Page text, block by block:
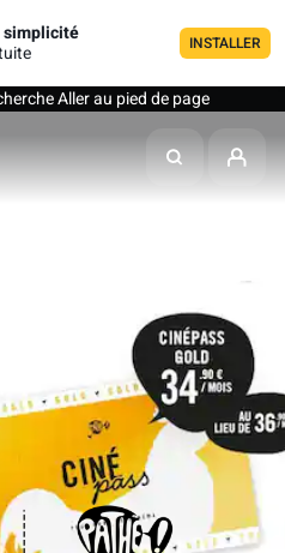
simplicité
INSTALLER
Aller au pied de page